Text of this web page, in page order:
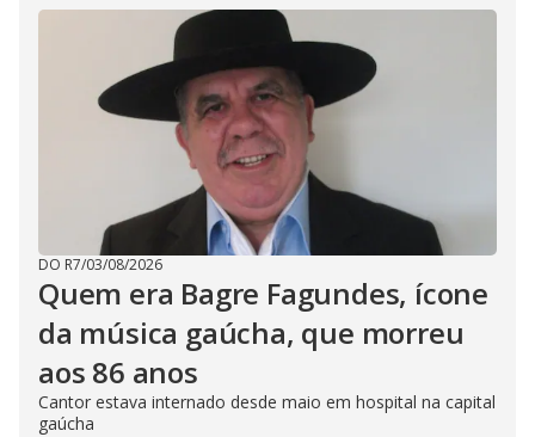
DO R7/03/08/2026
Quem era Bagre Fagundes, ícone
da música gaúcha, que morreu
aos 86 anos
Cantor estava internado desde maio em hospital na capital
gaúcha